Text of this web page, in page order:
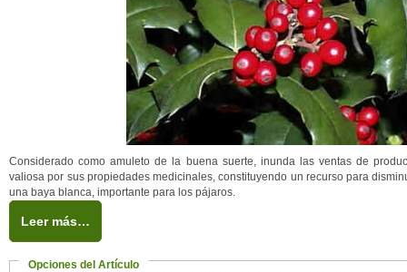
Considerado como amuleto de la buena suerte, inunda las ventas de
valiosa por sus propiedades medicinales, constituyendo un recurso para
una baya blanca, importante para los pájaros.
Leer más…
Opciones del Artículo